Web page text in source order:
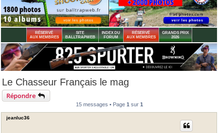
RÉSERVÉ
AUX MEMBRES
SITE
BALLTRAPWEB
INDEX DU
FORUM
RÉSERVÉ
AUX MEMBRES
GRANDS PRIX
2026
Le Chasseur Français le mag
Répondre
15 messages • Page 1 sur 1
jeanluc36